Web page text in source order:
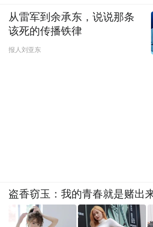
从雷军到余承东，说说那条
该死的传播铁律
报人刘亚东
盗香窃玉：我的青春就是赌出